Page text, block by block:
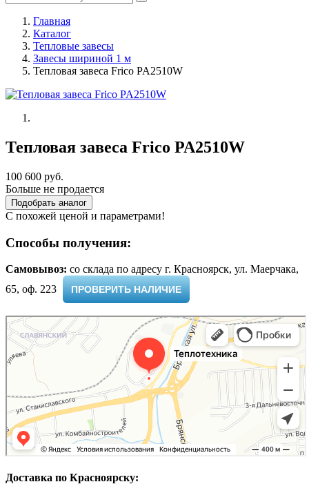
Главная
Каталог
Тепловые завесы
Завесы шириной 1 м
Тепловая завеса Frico PA2510W
Тепловая завеса Frico PA2510W
100 600 руб.
Больше не продается
Подобрать аналог
С похожей ценой и параметрами!
Способы получения:
Самовывоз: cо склада по адресу г. Красноярск, ул. Маерчака,
65, оф. 223 ​
ПРОВЕРИТЬ НАЛИЧИЕ
Доставка по Красноярску: